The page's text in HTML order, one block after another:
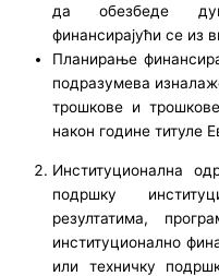
да обезбеде
финансирајући се из
Планирање
подразумева
трошкове и
након године титуле
Институционална
подршку
резултатима,
институционално
или техничку